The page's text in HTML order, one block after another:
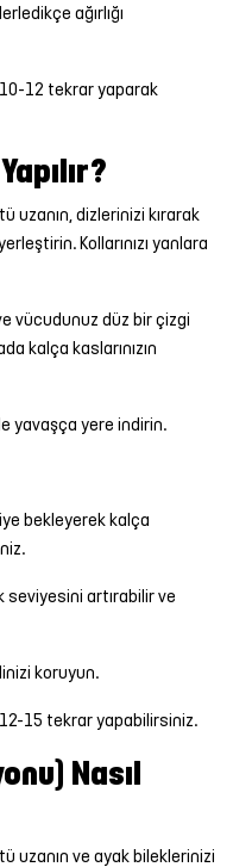
ağırlığı
12 tekrar yaparak
uzanın, dizlerinizi kırarak
Kollarınızı yanlara
vücudunuz düz bir çizgi
kalça kaslarınızın
yavaşça yere indirin.
bekleyerek kalça
artırabilir ve
koruyun.
15 tekrar yapabilirsiniz.
Nasıl
uzanın ve ayak bileklerinizi